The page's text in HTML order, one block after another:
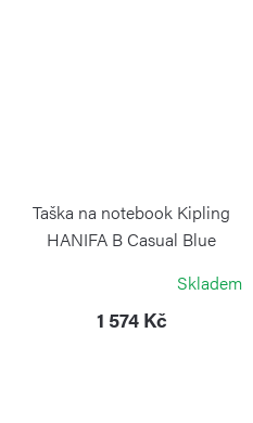
Taška na notebook Kipling
HANIFA B Casual Blue
Skladem
1 574 Kč